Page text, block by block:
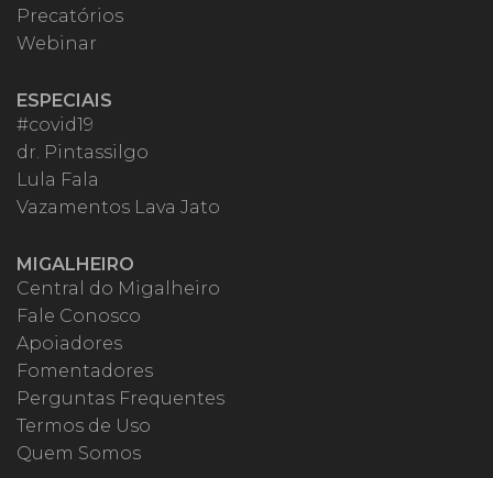
Precatórios
Webinar
ESPECIAIS
#covid19
dr. Pintassilgo
Lula Fala
Vazamentos Lava Jato
MIGALHEIRO
Central do Migalheiro
Fale Conosco
Apoiadores
Fomentadores
Perguntas Frequentes
Termos de Uso
Quem Somos